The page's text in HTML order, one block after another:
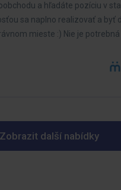
a hľadáte pozíciu v
sa naplno realizovať a byť
mieste :) Nie je potrebná
Zobrazit další nabídky